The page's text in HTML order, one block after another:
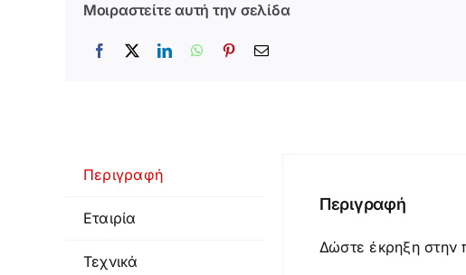
Μοιραστείτε αυτή την σελίδα
Περιγραφή
Εταιρία
Τεχνικά
Περιγραφή
Δώστε έκρηξη στην